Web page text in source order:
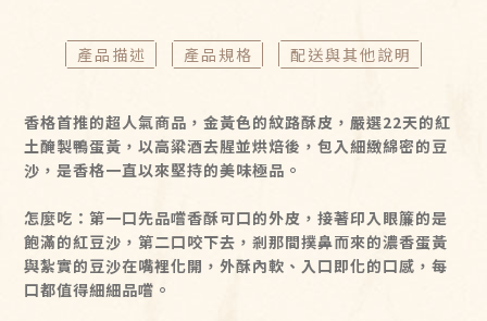
產品描述 產品規格 配送與其他說明
香格首推的超人氣商品，金黃色的紋路酥皮，嚴選22天的紅
土醃製鴨蛋黃，以高粱酒去腥並烘焙後，包入細緻綿密的豆
沙，是香格一直以來堅持的美味極品。
怎麼吃：第一口先品嚐香酥可口的外皮，接著印入眼簾的是
飽滿的紅豆沙，第二口咬下去，剎那間撲鼻而來的濃香蛋黃
與紮實的豆沙在嘴裡化開，外酥內軟、入口即化的口感，每
口都值得細細品嚐。